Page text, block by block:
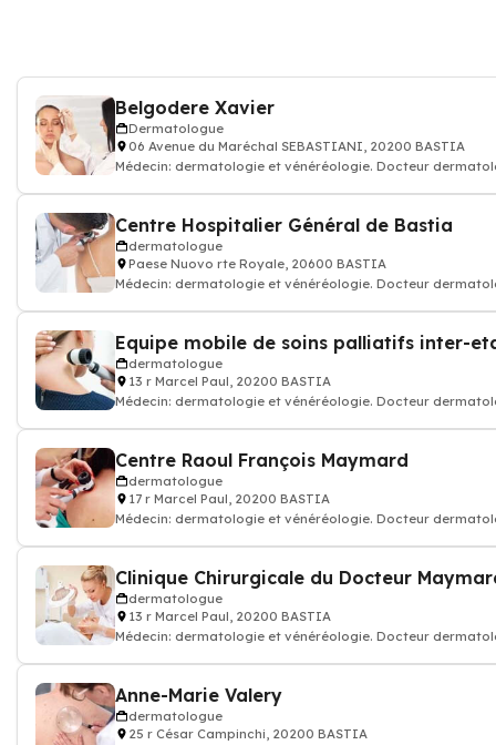
Belgodere Xavier
Dermatologue
06 Avenue du Maréchal SEBASTIANI, 20200 BASTIA
Médecin: dermatologie et vénéréologie. Docteur
Centre Hospitalier Général de Bastia
dermatologue
Paese Nuovo rte Royale, 20600 BASTIA
Médecin: dermatologie et vénéréologie. Docteur
dermatologue
13 r Marcel Paul, 20200 BASTIA
Médecin: dermatologie et vénéréologie. Docteur
Centre Raoul François Maymard
dermatologue
17 r Marcel Paul, 20200 BASTIA
Médecin: dermatologie et vénéréologie. Docteur
Clinique Chirurgicale du Docteur
dermatologue
13 r Marcel Paul, 20200 BASTIA
Médecin: dermatologie et vénéréologie. Docteur
Anne-Marie Valery
dermatologue
25 r César Campinchi, 20200 BASTIA